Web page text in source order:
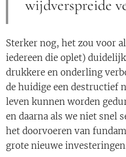
wijdverspreide
Sterker nog, het zou voor
iedereen die oplet)
drukkere en onderling
de huidige een destructief
leven kunnen worden
en daarna als we niet snel
het doorvoeren van
grote nieuwe